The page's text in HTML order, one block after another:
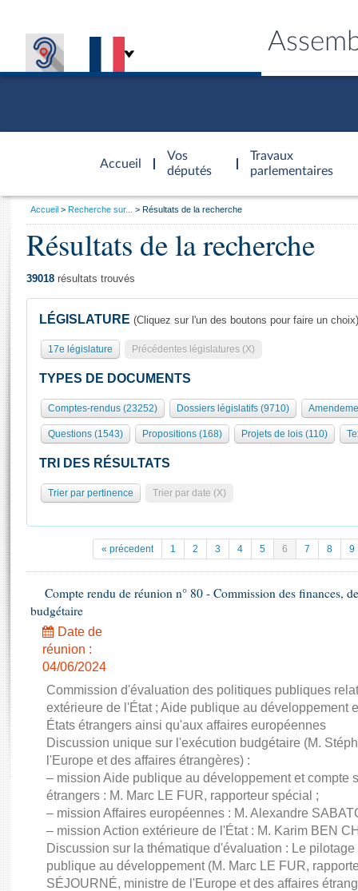
Accueil
d'accueil
Vos
députés
Travaux
parlementaires
Présidence
577 députés
Groupes politiques
Séance publique
Commissions et autres organes
Europe et International
Pétitions
Projets de loi
Propositions de loi
Amendements
Textes adoptés
Rapports d'information
Rapports d'enquête
Rapports législatifs
Rapports sur l'application des lois
Baromètre de l’application des lois
Dossiers législatifs
Budget et sécurité sociale
Questions écrites et orales
Comptes rendus des débats
Général
Rôle et pouvoirs de l'Assemblée
Organisation de l'Assemblée
Présidence Conférence des Présidents Bureau Collège des
Statistiques et chiffres clés
Documents de référence
( Constitution | Règlement de l'Assemblée ... )
Histoire
Juniors
Anciennes législatures
Liens vers les sites publics
Visiter l'Assemblée
Visite virtuelle du palais Bourbon
Assister à une séance
La Bibliothèque
Contacts et plan d'accès
Photos libres de droit
Vous
Accueil Recherche sur... Résultats de la recherche
Résultats de la recherche
39018 résultats trouvés
LÉGISLATURE (Cliquez sur l'un des boutons pour faire un choix)
17e législature Précédentes législatures (X)
TYPES DE DOCUMENTS
Comptes-rendus (23252) Dossiers législatifs (9710)
Questions (1543) Propositions (168) Projets de lois (110)
TRI DES RÉSULTATS
Trier par pertinence Trier par date (X)
« précedent 1 2 3 4 5 6 7 8 9
Compte rendu de réunion n° 80 - Commission des finances,
budgétaire
Date de
réunion :
04/06/2024
Commission d'évaluation des politiques publiques
extérieure de l'État ; Aide publique au développement
États étrangers ainsi qu'aux affaires européennes
Discussion unique sur l'exécution budgétaire (M.
l'Europe et des affaires étrangères) :
– mission Aide publique au développement et compte
étrangers : M. Marc LE FUR, rapporteur spécial ;
– mission Affaires européennes : M. Alexandre
– mission Action extérieure de l'État : M. Karim BEN
Discussion sur la thématique d'évaluation : Le
publique au développement (M. Marc LE FUR,
SÉJOURNÉ, ministre de l'Europe et des affaires